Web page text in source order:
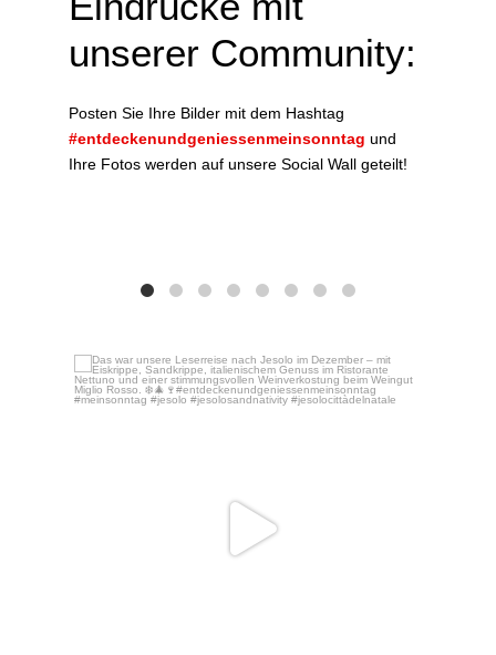
unserer Community:
Posten Sie Ihre Bilder mit dem Hashtag
#entdeckenundgeniessenmeinsonntag und
Ihre Fotos werden auf unsere Social Wall geteilt!
Dez. 16